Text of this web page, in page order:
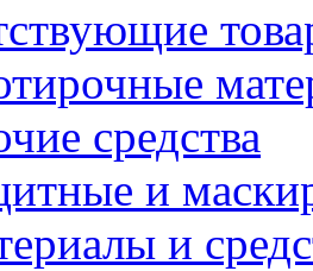
средства
и
и